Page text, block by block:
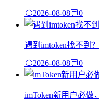
2026-08-08 0
遇到imtoken找不到
2026-08-08 0
imToken新用户必做